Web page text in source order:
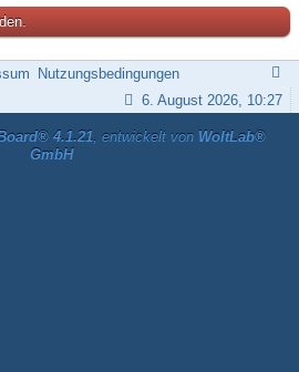
Nutzungsbedingungen
6. August 2026, 10:27
4.1.21, entwickelt von WoltLab®
GmbH